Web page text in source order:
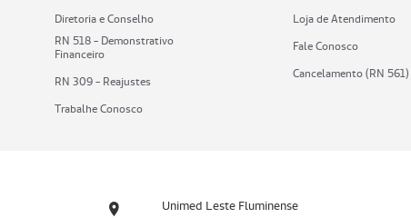
Diretoria e Conselho
RN 518 - Demonstrativo
Financeiro
RN 309 - Reajustes
Trabalhe Conosco
Loja de Atendimento
Fale Conosco
Cancelamento (RN 561)
Unimed Leste Fluminense